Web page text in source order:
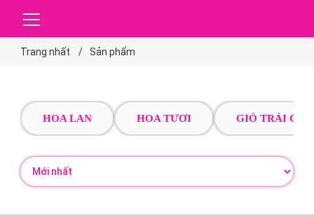
Trang nhất Sản phẩm
HOA LAN HOA TƯƠI GIỎ TRÁI CÂY